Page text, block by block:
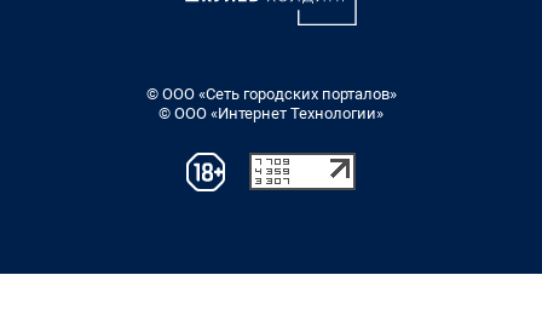
© ООО «Сеть городских порталов»
© ООО «Интернет Технологии»